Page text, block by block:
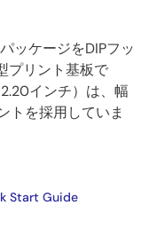
ッケージをDIPフッ
プリント基板で
インチ）は、幅
トを採用していま
Start Guide